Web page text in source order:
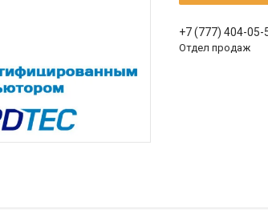
+7 (777) 404-05-
Отдел продаж